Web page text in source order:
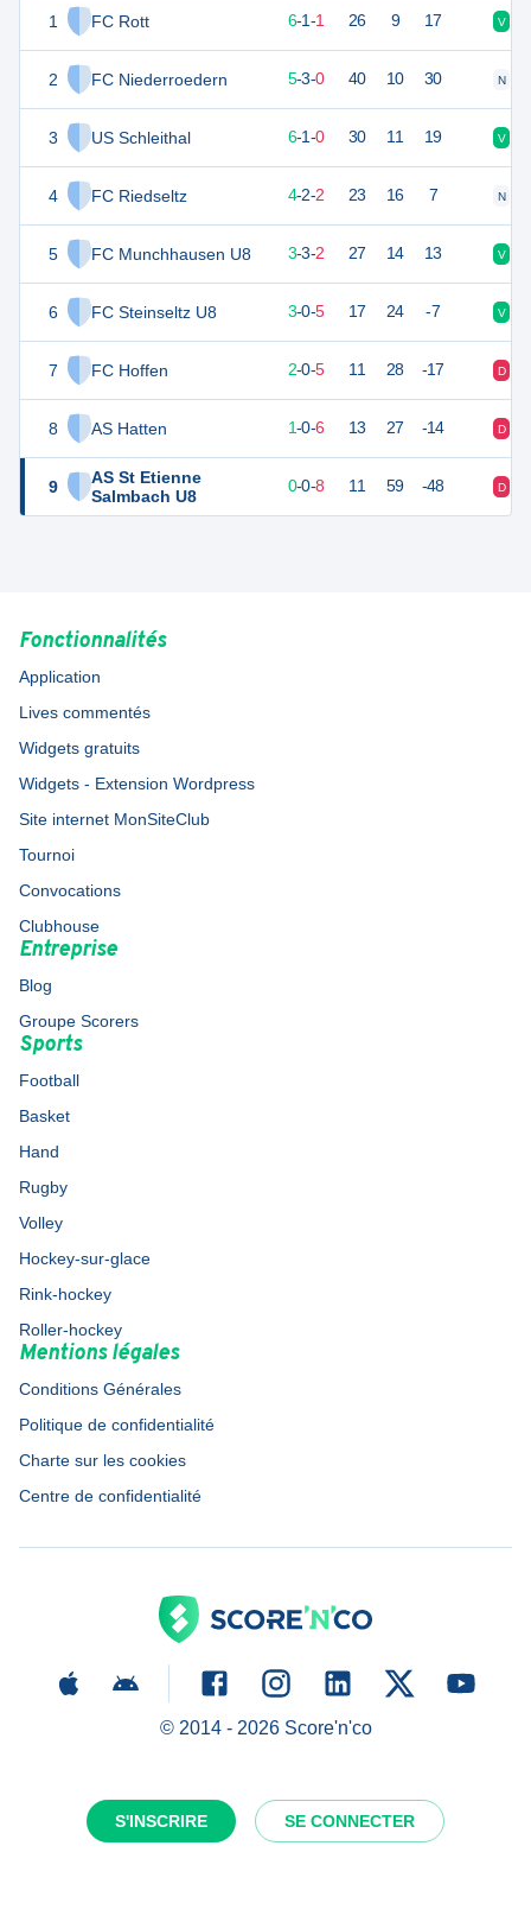
S'INSCRIRE SE CONNECTER
1 FC Rott
2 FC Niederroedern
3 US Schleithal
4 FC Riedseltz
5 FC Munchhausen U8
6 FC Steinseltz U8
7 FC Hoffen
8 AS Hatten
9
AS St Etienne
Salmbach U8
6-1-1 26 9 17 V
18 5-3-0 40 10 30 N
6-1-0 30 11 19 V
4-2-2 23 16 7 N
12 8 3-3-2 27 14 13 V
9 3-0-5 17 24 -7 V
2-0-5 11 28 -17 D
1-0-6 13 27 -14 D
0-0-8 11 59 -48 D
Fonctionnalités
Application
Lives commentés
Widgets gratuits
Widgets - Extension Wordpress
Site internet MonSiteClub
Tournoi
Convocations
Clubhouse
Entreprise
Blog
Groupe Scorers
Sports
Football
Basket
Hand
Rugby
Volley
Hockey-sur-glace
Rink-hockey
Roller-hockey
Mentions légales
Conditions Générales
Politique de confidentialité
Charte sur les cookies
Centre de confidentialité
© 2014 - 2026Score'n'co